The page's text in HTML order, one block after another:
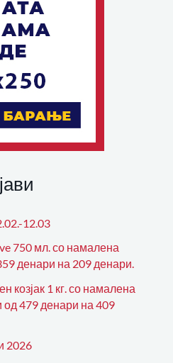
12.03
750 мл. со намалена
денари на 209 денари.
1 кг. со намалена
479 денари на 409
2026